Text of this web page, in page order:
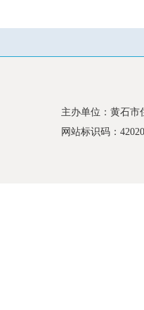
主办单位：黄石市
网站标识码：